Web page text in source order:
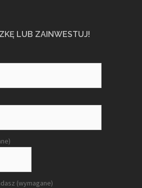
LUB ZAINWESTUJ!
(wymagane)